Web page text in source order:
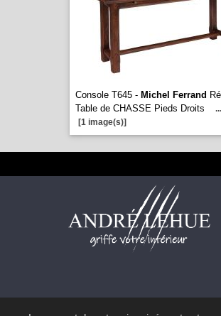
Console T645 - Michel Ferrand
Table de CHASSE Pieds Droits
...
[1 image(s)]